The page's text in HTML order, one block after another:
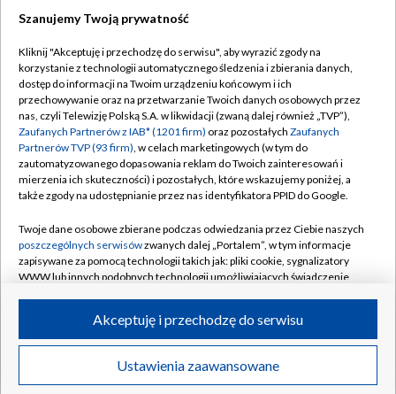
TVP
Abonament TVP
Emisja w TVP
Centrum informacji TVP
Naziemna Telewizja Cyfrowa
Rada Programowa
System NOS
Informacje o nadawcy
Program dla prasy
Ogłoszenie przetargowe
Regulamin TVP
Polityka prywatności
Moje zgody
Pomoc
Kontakt
Kanały
©2026 Telewizja Polska S.A. w likwidacji
Szanujemy Twoją prywatność
Kliknij "Akceptuję i przechodzę do serwisu", aby wyrazić zgody na
korzystanie z technologii automatycznego śledzenia i zbierania danych,
dostęp do informacji na Twoim urządzeniu końcowym i ich
przechowywanie oraz na przetwarzanie Twoich danych osobowych przez
nas, czyli Telewizję Polską S.A. w likwidacji (zwaną dalej również „TVP”),
Zaufanych Partnerów z IAB* (1201 firm) oraz pozostałych Zaufanych
Partnerów TVP (93 firm), w celach marketingowych (w tym do
zautomatyzowanego dopasowania reklam do Twoich zainteresowań i
mierzenia ich skuteczności) i pozostałych, które wskazujemy poniżej, a
także zgody na udostępnianie przez nas identyfikatora PPID do Google.
Twoje dane osobowe zbierane podczas odwiedzania przez Ciebie naszych
poszczególnych serwisówzwanych dalej „Portalem”, w tym informacje
zapisywane za pomocą technologii takich jak: pliki cookie, sygnalizatory
WWW lub innych podobnych technologii umożliwiających świadczenie
ruchu w Internecie.
Twoje dane osobowe zbierane podczas odwiedzania przez Ciebie
poszczególnych serwisówna Portalu, takie jak adresy IP, identyfikatory
Ustawienia zaawansowane
Akceptuję i przechodzę do serwisu